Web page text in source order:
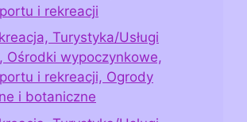
i rekreacji
Turystyka/Usługi
Ośrodki wypoczynkowe,
i rekreacji, Ogrody
i botaniczne